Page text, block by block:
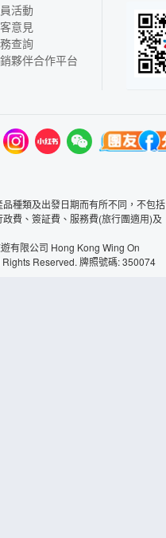
活動
意見
查詢
夥伴合作平台
種類及出發日期而有所不同，不包括
費、簽証費、服務費(旅行團適用)及
有限公司 Hong Kong Wing On
Reserved. 牌照號碼: 350074